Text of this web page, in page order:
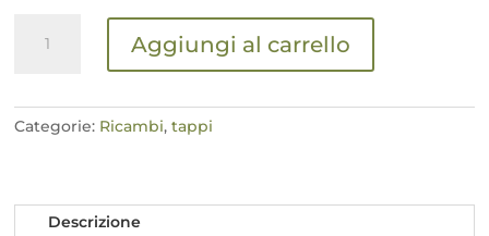
Aggiungi al carrello
Categorie: Ricambi,tappi
Descrizione